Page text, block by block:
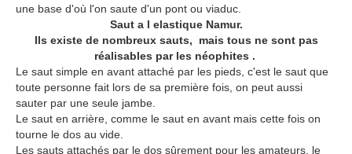
une base d'où l'on saute d'un pont ou viaduc.
Saut a l elastique Namur.
Ils existe de nombreux sauts, mais tous ne sont pas
réalisables par les néophites .
Le saut simple en avant attaché par les pieds, c'est le saut que
toute personne fait lors de sa première fois, on peut aussi
sauter par une seule jambe.
Le saut en arrière, comme le saut en avant mais cette fois on
tourne le dos au vide.
Les sauts attachés par le dos sûrement pour les amateurs, le